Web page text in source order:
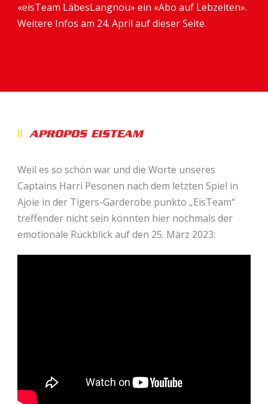
«eisTeam LäbesLangnou» ein «Abo auf Lebzeiten».
Weitere Infos am 24. April auf dieser Seite.
APROPOS EISTEAM
Weil es so schön war und die Worte unseres
Captains Harri Pesonen nach dem letzten Spiel in
Ajoie in der Tigers-Garderobe punkto „EisTeam“
treffender nicht sein könnten hier nochmals der
emotionale Rückblick auf den 25. März 2023: